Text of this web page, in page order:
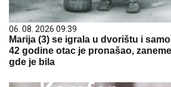
06. 08. 2026 09:39
Marija (3) se igrala u dvorištu i
42 godine otac je pronašao,
gde je bila